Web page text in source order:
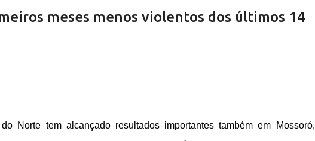
meses menos violentos dos últimos 14
Norte tem alcançado resultados importantes também em Mossoró,